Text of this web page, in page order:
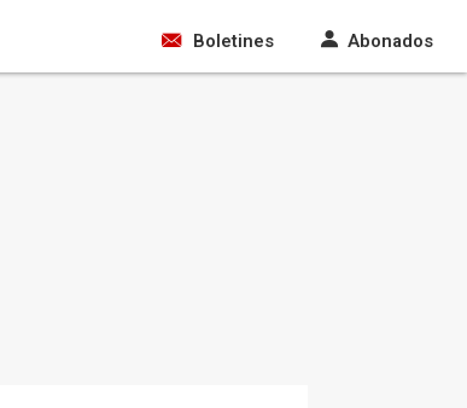
Boletines Abonados